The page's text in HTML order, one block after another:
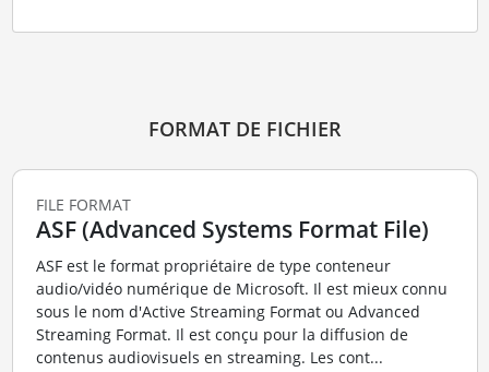
FORMAT DE FICHIER
FILE FORMAT
ASF (Advanced Systems Format File)
ASF est le format propriétaire de type conteneur
audio/vidéo numérique de Microsoft. Il est mieux connu
sous le nom d'Active Streaming Format ou Advanced
Streaming Format. Il est conçu pour la diffusion de
contenus audiovisuels en streaming. Les cont...